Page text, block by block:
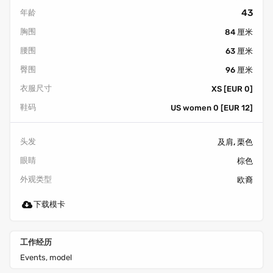
年龄 43
胸围
84 厘米
腰围
63 厘米
臀围
96 厘米
衣服尺寸
XS [EUR 0]
鞋码
US women 0 [EUR 12]
头发
及肩, 栗色
眼睛
棕色
外观类型
欧裔
下载模卡
工作经历
Events, model